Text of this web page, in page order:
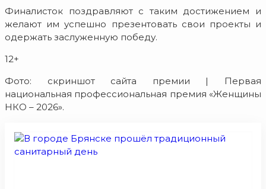
Финалисток поздравляют с таким достижением и
желают им успешно презентовать свои проекты и
одержать заслуженную победу.
12+
Фото: скриншот сайта премии | Первая
национальная профессиональная премия «Женщины
НКО – 2026».